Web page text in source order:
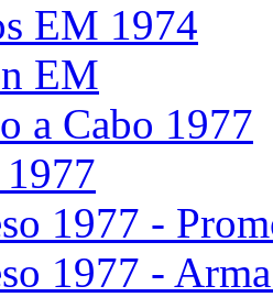
EM 1974
EM
a Cabo 1977
1977 -
1977 -